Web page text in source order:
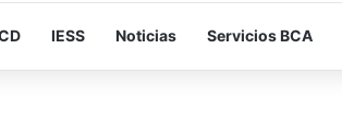
IESS Noticias Servicios BCA